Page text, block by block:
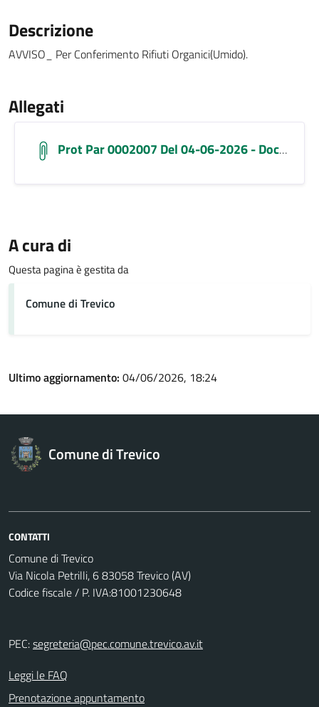
Descrizione
AVVISO_ Per Conferimento Rifiuti Organici(Umido).
Allegati
Prot Par 0002007 Del 04-06-2026 - Documento 2026-06-04 Avviso X Conferimentorifiutiorganici(umido)
A cura di
Questa pagina è gestita da
Comune di Trevico
Ultimo aggiornamento: 04/06/2026, 18:24
Comune di Trevico
CONTATTI
Comune di Trevico
Via Nicola Petrilli, 6 83058 Trevico (AV)
Codice fiscale / P. IVA:81001230648
PEC:segreteria@pec.comune.trevico.av.it
Leggi le FAQ
Prenotazione appuntamento